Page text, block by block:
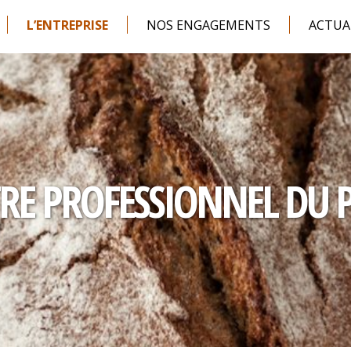
L’ENTREPRISE NOS ENGAGEMENTS
PROFESSIONNEL DU